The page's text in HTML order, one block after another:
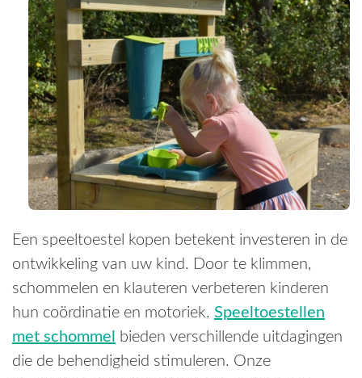
Een speeltoestel kopen betekent investeren in de
ontwikkeling van uw kind. Door te klimmen,
schommelen en klauteren verbeteren kinderen
hun coördinatie en motoriek. Speeltoestellen
met schommel bieden verschillende uitdagingen
die de behendigheid stimuleren. Onze